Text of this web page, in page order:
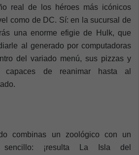
real de los héroes más icónicos
como de DC. Sí: en la sucursal de
una enorme efigie de Hulk, que
al generado por computadoras
del variado menú, sus pizzas y
capaces de reanimar hasta al
combinas un zoológico con un
sencillo: ¡resulta La Isla del